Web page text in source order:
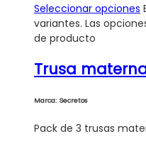
Seleccionar opciones
variantes. Las
de producto
Trusa
Marca: Secretos
Pack de 3 trusas